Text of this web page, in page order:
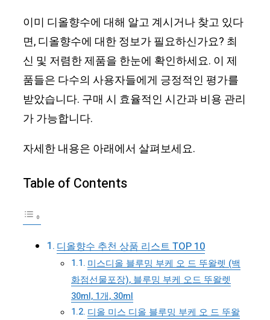
이미 디올향수에 대해 알고 계시거나 찾고 있다
면, 디올향수에 대한 정보가 필요하신가요? 최
신 및 저렴한 제품을 한눈에 확인하세요. 이 제
품들은 다수의 사용자들에게 긍정적인 평가를
받았습니다. 구매 시 효율적인 시간과 비용 관리
가 가능합니다.
자세한 내용은 아래에서 살펴보세요.
Table of Contents
디올향수 추천 상품 리스트 TOP 10
미스디올 블루밍 부케 오 드 뚜왈렛 (백
화점선물포장), 블루밍 부케 오드 뚜왈렛
30ml, 1개, 30ml
디올 미스 디올 블루밍 부케 오 드 뚜왈